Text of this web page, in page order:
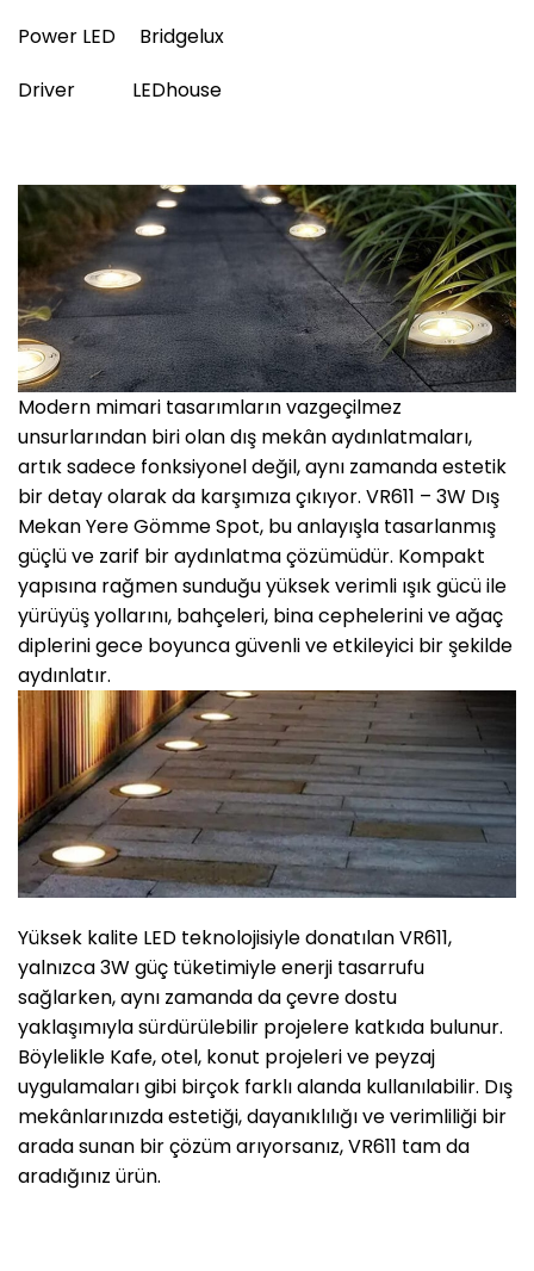
Power LED Bridgelux
Driver LEDhouse
Modern mimari tasarımların vazgeçilmez
unsurlarından biri olan dış mekân aydınlatmaları,
artık sadece fonksiyonel değil, aynı zamanda estetik
bir detay olarak da karşımıza çıkıyor. VR611 – 3W Dış
Mekan Yere Gömme Spot, bu anlayışla tasarlanmış
güçlü ve zarif bir aydınlatma çözümüdür. Kompakt
yapısına rağmen sunduğu yüksek verimli ışık gücü ile
yürüyüş yollarını, bahçeleri, bina cephelerini ve ağaç
diplerini gece boyunca güvenli ve etkileyici bir şekilde
aydınlatır.
Yüksek kalite LED teknolojisiyle donatılan VR611,
yalnızca 3W güç tüketimiyle enerji tasarrufu
sağlarken, aynı zamanda da çevre dostu
yaklaşımıyla sürdürülebilir projelere katkıda bulunur.
Böylelikle Kafe, otel, konut projeleri ve peyzaj
uygulamaları gibi birçok farklı alanda kullanılabilir. Dış
mekânlarınızda estetiği, dayanıklılığı ve verimliliği bir
arada sunan bir çözüm arıyorsanız, VR611 tam da
aradığınız ürün.